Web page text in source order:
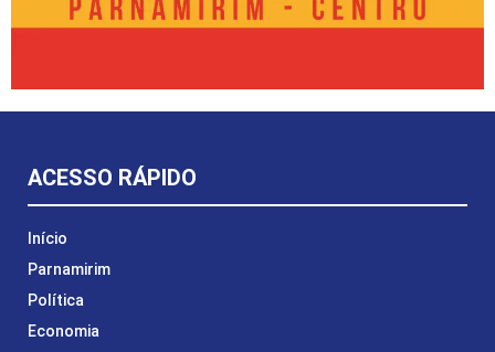
ACESSO RÁPIDO
Início
Parnamirim
Política
Economia